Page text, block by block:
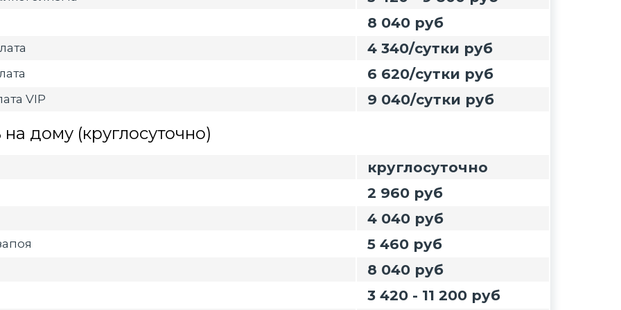
8 040 руб
4 340/сутки руб
6 620/сутки руб
VIP 9 040/сутки руб
дому (круглосуточно)
круглосуточно
2 960 руб
4 040 руб
5 460 руб
8 040 руб
3 420 - 11 200 руб